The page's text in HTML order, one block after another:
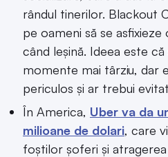
rândul tinerilor. Blackout
pe oameni să se
când leșină. Ideea este
momente mai târziu, dar
periculos și ar trebui
În America, Uber va da
milioane de dolari, care
foștilor șoferi și